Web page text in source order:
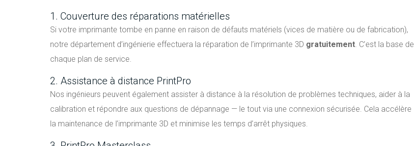
1. Couverture des réparations matérielles
Si votre imprimante tombe en panne en raison de défauts matériels (vices de matière ou de fabrication),
notre département d’ingénierie effectuera la réparation de l’imprimante 3D gratuitement. C’est la base de
chaque plan de service.
2. Assistance à distance PrintPro
Nos ingénieurs peuvent également assister à distance à la résolution de problèmes techniques, aider à la
calibration et répondre aux questions de dépannage — le tout via une connexion sécurisée. Cela accélère
la maintenance de l’imprimante 3D et minimise les temps d’arrêt physiques.